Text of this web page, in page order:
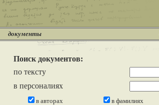
документы
Поиск документов:
по тексту
в персоналиях
в авторах
в фамилиях